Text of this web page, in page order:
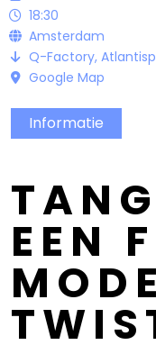
18:30
Amsterdam
Q-Factory,
Google Map
Informatie
EEN